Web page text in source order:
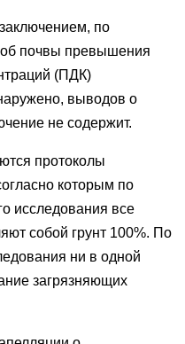
по
почвы превышения
(ПДК)
выводов о
не содержит.
протоколы
которым по
исследования все
собой грунт 100%. По
ни в одной
загрязняющих